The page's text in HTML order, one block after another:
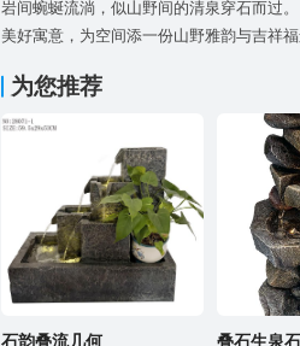
美好寓意，为空间添一份山野雅韵与吉祥福
为您推荐
石韵叠流几何 叠石生泉